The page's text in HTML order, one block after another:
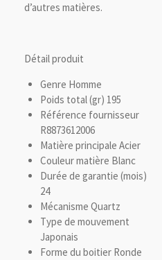
d’autres matières.
Détail produit
Genre Homme
Poids total (gr) 195
Référence fournisseur
R8873612006
Matière principale Acier
Couleur matière Blanc
Durée de garantie (mois)
24
Mécanisme Quartz
Type de mouvement
Japonais
Forme du boitier Ronde